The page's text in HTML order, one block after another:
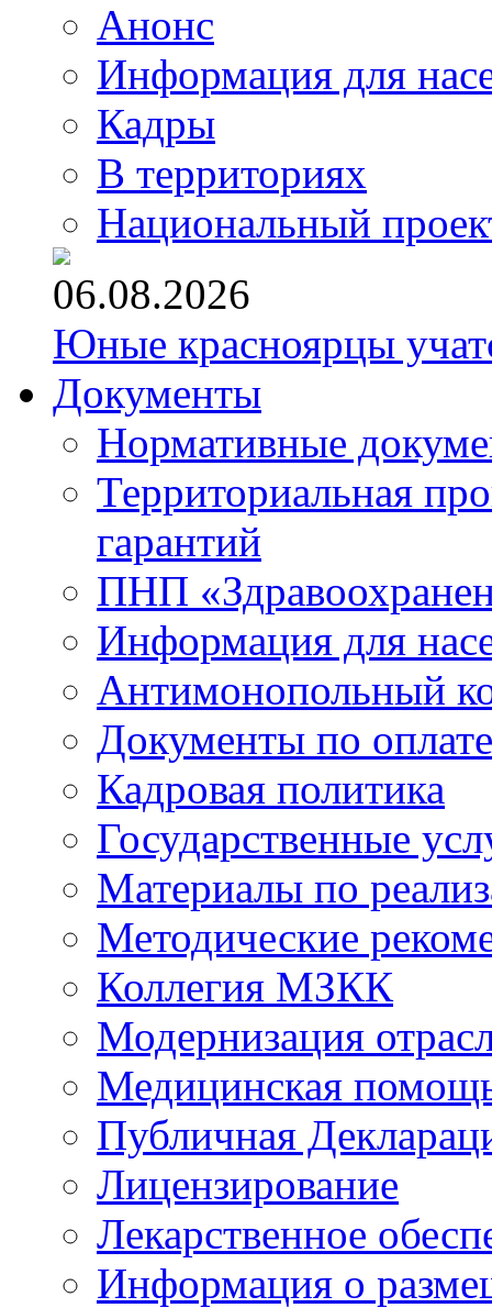
Анонс
Информация для
Кадры
В территориях
Национальный
06.08.2026
Юные красноярцы
Документы
Нормативные
Территориальная
гарантий
ПНП
Информация для
Антимонопольный
Документы по
Кадровая политика
Государственные
Материалы по
Методические
Коллегия МЗКК
Модернизация
Медицинская
Публичная
Лицензирование
Лекарственное
Информация о